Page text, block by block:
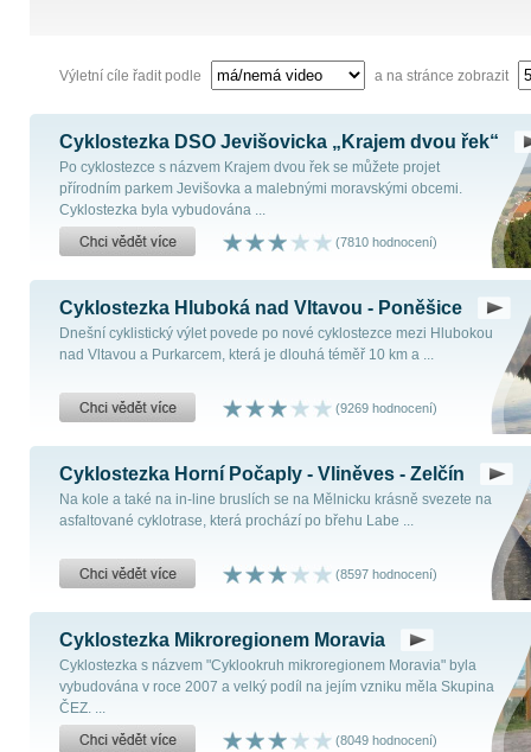
Výletní cíle řadit podle a na stránce zobrazit
Cyklostezka DSO Jevišovicka „Krajem dvou řek“
Po cyklostezce s názvem Krajem dvou řek se můžete projet
přírodním parkem Jevišovka a malebnými moravskými obcemi.
Cyklostezka byla vybudována ...
(7810 hodnocení)
Cyklostezka Hluboká nad Vltavou - Poněšice
Dnešní cyklistický výlet povede po nové cyklostezce mezi Hlubokou
nad Vltavou a Purkarcem, která je dlouhá téměř 10 km a ...
(9269 hodnocení)
Cyklostezka Horní Počaply - Vliněves - Zelčín
Na kole a také na in-line bruslích se na Mělnicku krásně svezete na
asfaltované cyklotrase, která prochází po břehu Labe ...
(8597 hodnocení)
Cyklostezka Mikroregionem Moravia
Cyklostezka s názvem "Cyklookruh mikroregionem Moravia" byla
vybudována v roce 2007 a velký podíl na jejím vzniku měla Skupina
ČEZ. ...
(8049 hodnocení)